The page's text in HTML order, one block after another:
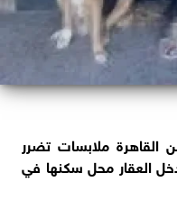
القاهرة ملابسات تضرر
العقار محل سكنها في